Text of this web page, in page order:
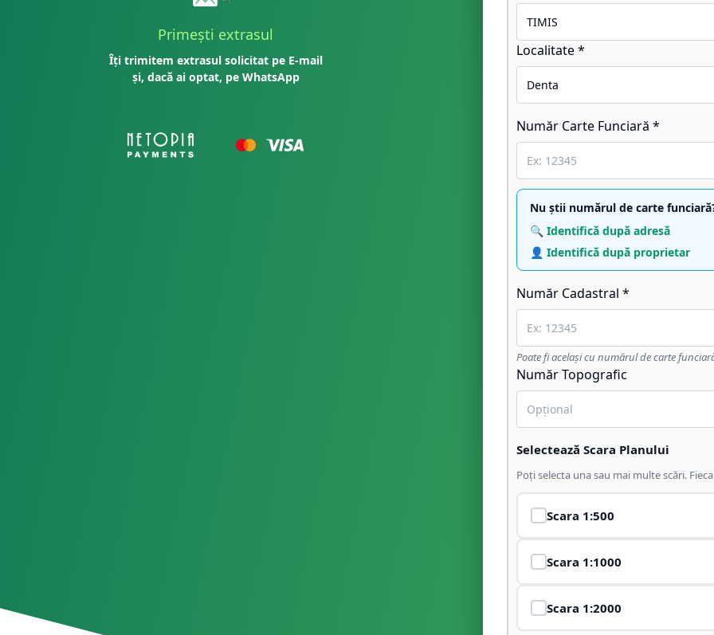
Primești extrasul
Îți trimitem extrasul solicitat pe E-mail
și, dacă ai optat, pe WhatsApp
Localitate *
Număr Carte Funciară *
Nu știi numărul de carte
🔍 Identifică după adresă
👤 Identifică după proprietar
Număr Cadastral *
Poate fi același cu numărul de carte
Număr Topografic
Selectează Scara Planului
Poți selecta una sau mai multe scări.
Scara 1:500
Scara 1:1000
Scara 1:2000